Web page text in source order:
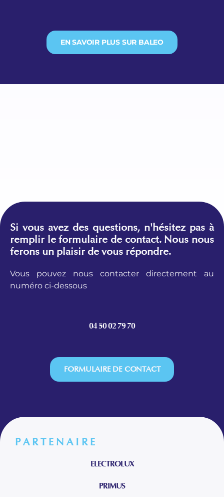
EN SAVOIR PLUS SUR BALEO
Si vous avez des questions, n'hésitez pas à
remplir le formulaire de contact. Nous nous
ferons un plaisir de vous répondre.
Vous pouvez nous contacter directement au
numéro ci-dessous
04 50 02 79 70
FORMULAIRE DE CONTACT
PARTENAIRE
ELECTROLUX
PRIMUS